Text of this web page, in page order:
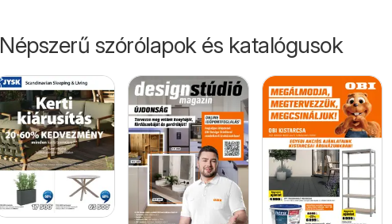
Népszerű szórólapok és katalógusok